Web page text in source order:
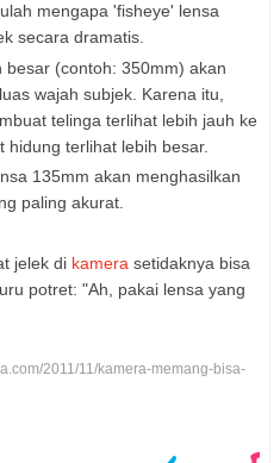
mengapa 'fisheye' lensa
secara dramatis.
besar (contoh: 350mm) akan
wajah subjek. Karena itu,
telinga terlihat lebih jauh ke
hidung terlihat lebih besar.
135mm akan menghasilkan
paling akurat.
jelek di kamera setidaknya bisa
potret: "Ah, pakai lensa yang
2011/11/kamera-memang-bisa-